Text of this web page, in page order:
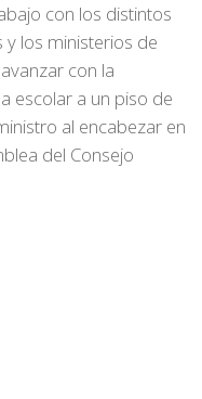
con los distintos
los ministerios de
con la
escolar a un piso de
al encabezar en
del Consejo